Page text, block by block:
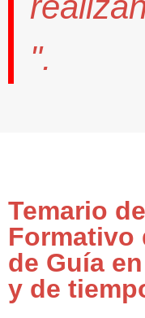
".
Temario
Formativo
de Guía
y de